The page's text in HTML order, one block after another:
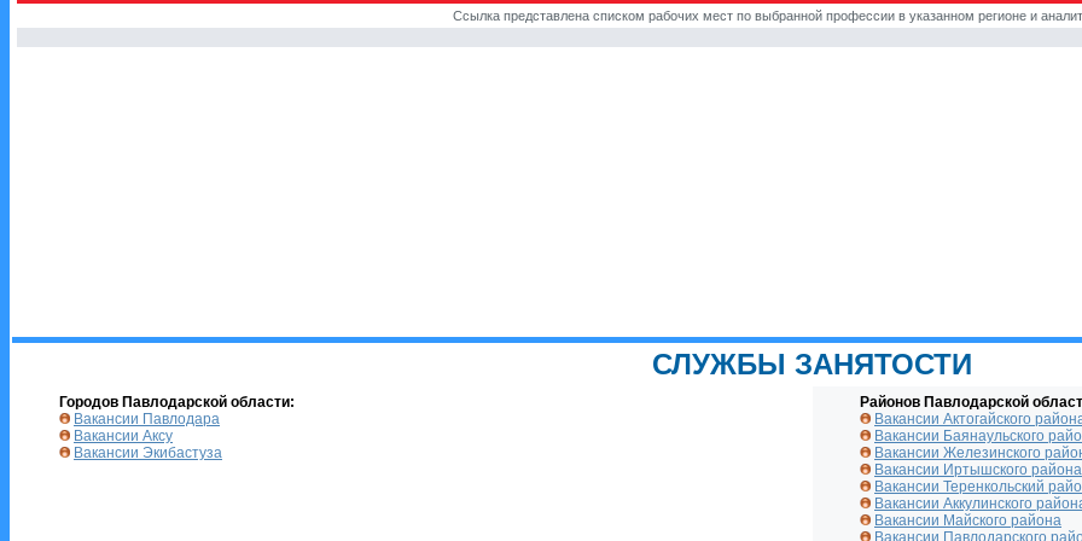
Ссылка представлена списком рабочих мест по выбранной профессии в указанном регионе и
СЛУЖБЫ ЗАНЯТОСТИ
Городов Павлодарской области:
Вакансии Павлодара
Вакансии Аксу
Вакансии Экибастуза
Районов Павлодарской
Вакансии Актогайского
Вакансии Баянаульского
Вакансии Железинского
Вакансии Иртышского района
Вакансии Теренкольский
Вакансии Аккулинского
Вакансии Майского района
Вакансии Павлодарского